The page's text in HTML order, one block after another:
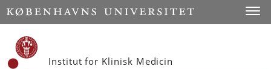
Start
Institut for Klinisk Medicin